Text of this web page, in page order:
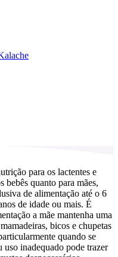
para os lactentes e
bebês quanto para mães,
de alimentação até o 6
de idade ou mais. É
a mãe mantenha uma
bicos e chupetas
quando se
uso inadequado pode trazer